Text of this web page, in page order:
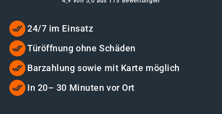
24/7 im Einsatz
Türöffnung ohne Schäden
Barzahlung sowie mit Karte möglich
In 20– 30 Minuten vor Ort